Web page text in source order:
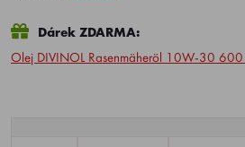
Dárek ZDARMA:
Olej DIVINOL Rasenmäheröl 10W-30 600